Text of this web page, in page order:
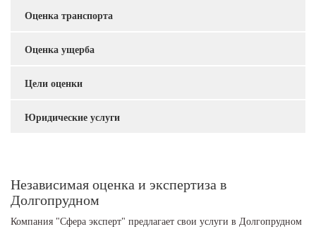
Оценка транспорта
Оценка ущерба
Цели оценки
Юридические услуги
Независимая оценка и экспертиза в
Долгопрудном
Компания "Сфера эксперт" предлагает свои услуги в Долгопрудном